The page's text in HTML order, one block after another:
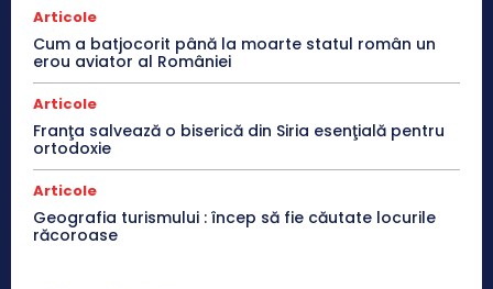
Articole
Cum a batjocorit până la moarte statul român un
erou aviator al României
Articole
Franţa salvează o biserică din Siria esenţială pentru
ortodoxie
Articole
Geografia turismului : încep să fie căutate locurile
răcoroase